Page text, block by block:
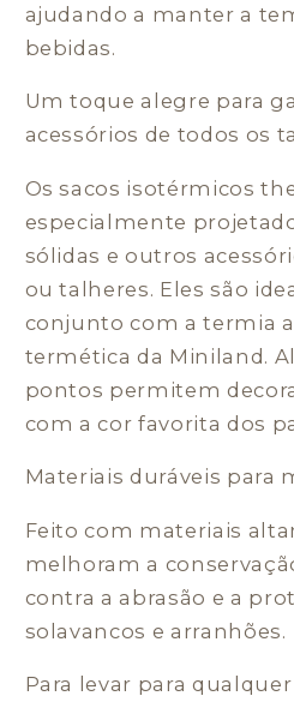
ajudando a manter a
bebidas.
Um toque alegre para
acessórios de todos os
Os sacos isotérmicos
especialmente
sólidas e outros
ou talheres. Eles são
conjunto com a termia
termética da Miniland.
pontos permitem
com a cor favorita dos
Materiais duráveis para
Feito com materiais
melhoram a
contra a abrasão e a
solavancos e arranhões.
Para levar para